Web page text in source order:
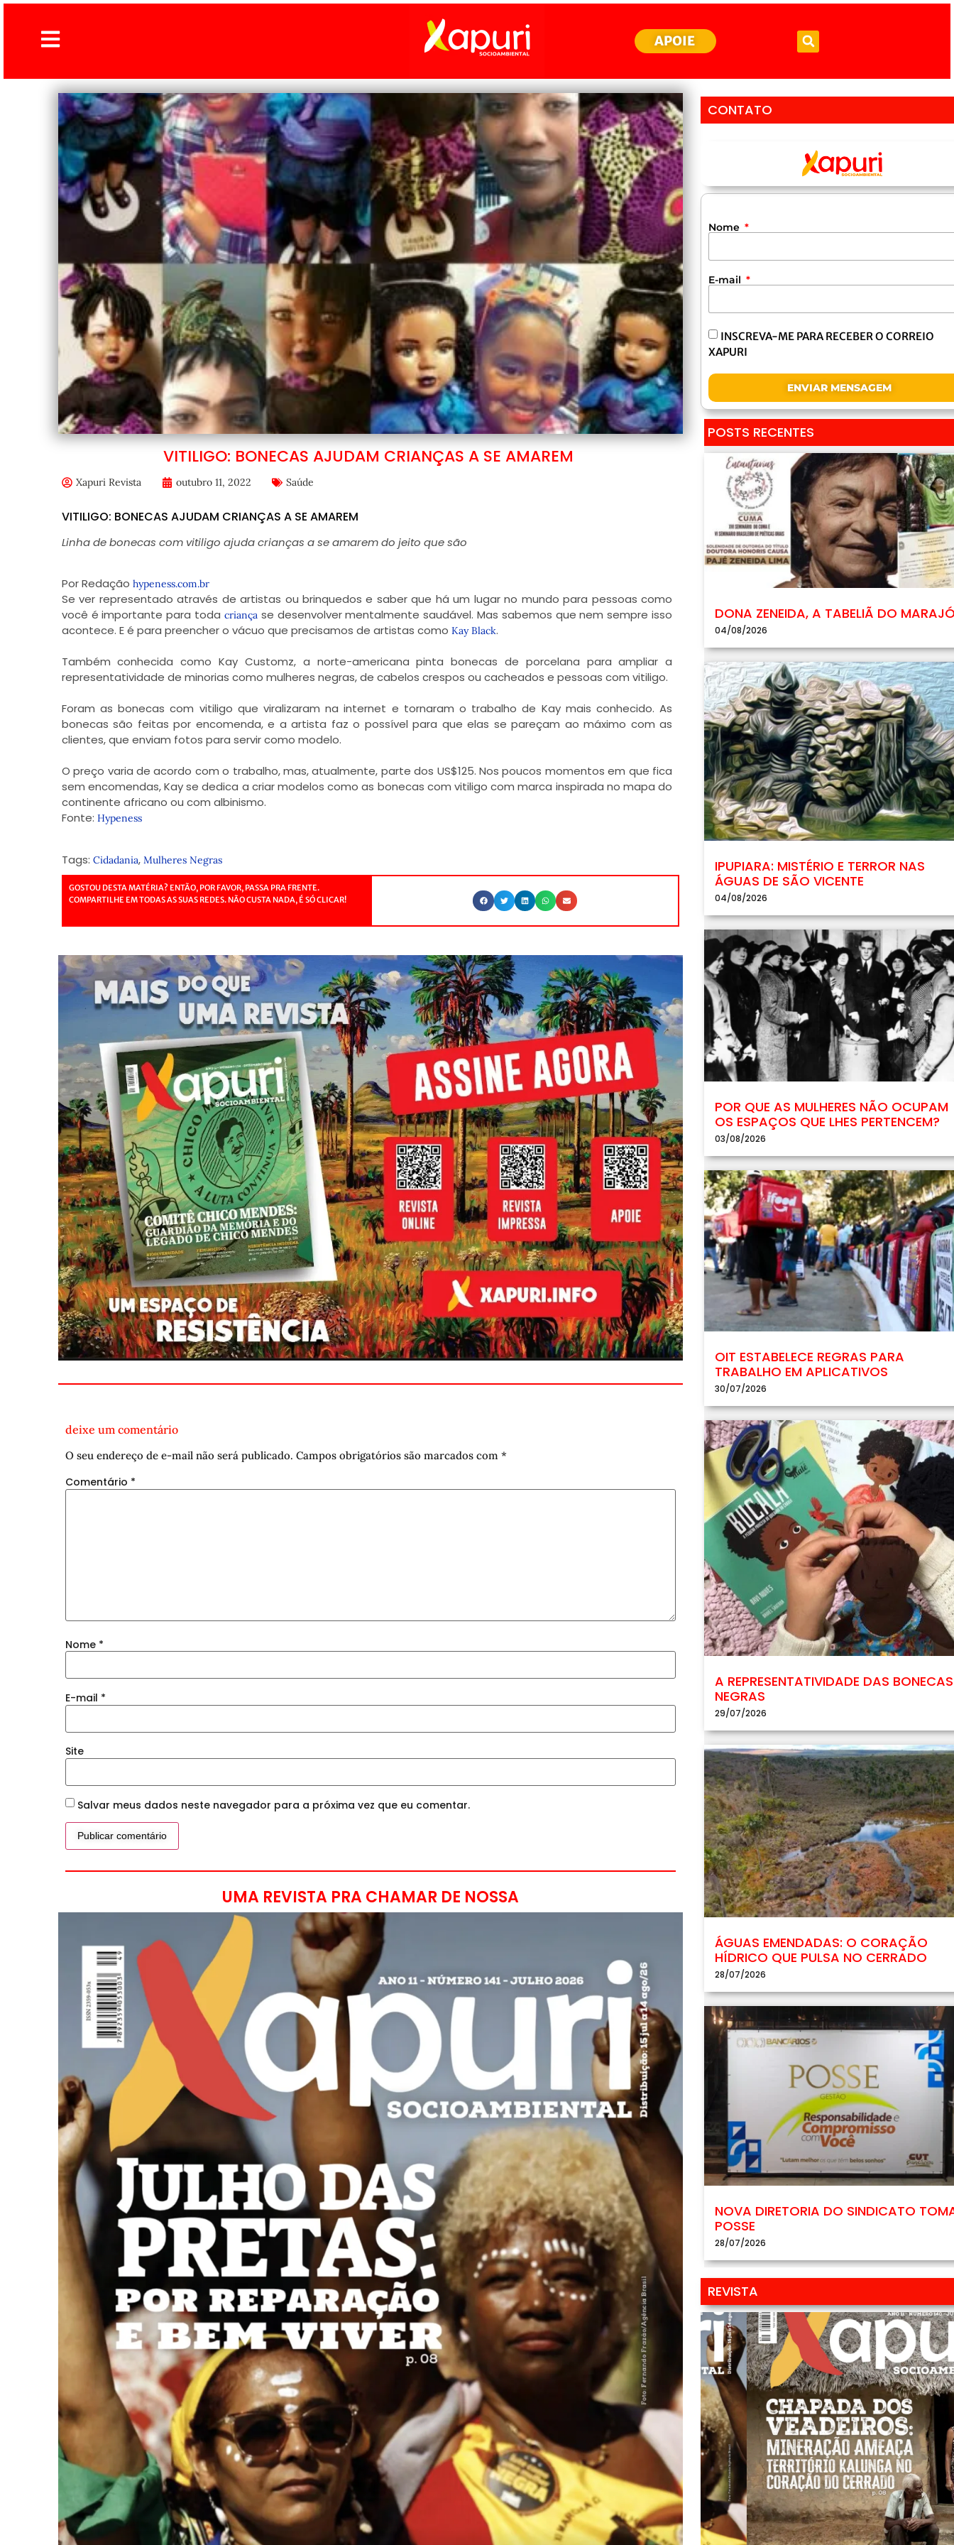
APOIE
VITILIGO: BONECAS AJUDAM CRIANÇAS A SE AMAREM
Xapuri Revista outubro 11, 2022 Saúde
VITILIGO: BONECAS AJUDAM CRIANÇAS A SE AMAREM
Linha de bonecas com vitiligo ajuda crianças a se amarem do jeito que são
Por Redação hypeness.com.br
Se ver representado através de artistas ou brinquedos e saber que há um lugar no mundo para pessoas como
você é importante para toda criançase desenvolver mentalmente saudável. Mas sabemos que nem sempre isso
acontece. E é para preencher o vácuo que precisamos de artistas como Kay Black.
Também conhecida como Kay Customz, a norte-americana pinta bonecas de porcelana para ampliar a
representatividade de minorias como mulheres negras, de cabelos crespos ou cacheados e pessoas com vitiligo.
Foram as bonecas com vitiligo que viralizaram na internet e tornaram o trabalho de Kay mais conhecido. As
bonecas são feitas por encomenda, e a artista faz o possível para que elas se pareçam ao máximo com as
clientes, que enviam fotos para servir como modelo.
O preço varia de acordo com o trabalho, mas, atualmente, parte dos US$125. Nos poucos momentos em que fica
sem encomendas, Kay se dedica a criar modelos como as bonecas com vitiligo com marca inspirada no mapa do
continente africano ou com albinismo.
Fonte: Hypeness
Tags: Cidadania, Mulheres Negras
GOSTOU DESTA MATÉRIA? ENTÃO, POR FAVOR, PASSA PRA FRENTE.
COMPARTILHE EM TODAS AS SUAS REDES. NÃO CUSTA NADA, É SÓ CLICAR!
deixe um comentário
O seu endereço de e-mail não será publicado. Campos obrigatórios são marcados com *
Comentário *
Nome *
E-mail *
Site
Salvar meus dados neste navegador para a próxima vez que eu comentar.
UMA REVISTA PRA CHAMAR DE NOSSA
CONTATO
Nome
E-mail
INSCREVA-ME PARA RECEBER O CORREIO
XAPURI
ENVIAR MENSAGEM
POSTS RECENTES
DONA ZENEIDA, A TABELIÃ DO
04/08/2026
IPUPIARA: MISTÉRIO E TERROR NAS
ÁGUAS DE SÃO VICENTE
04/08/2026
POR QUE AS MULHERES NÃO OCUPAM
OS ESPAÇOS QUE LHES PERTENCEM?
03/08/2026
OIT ESTABELECE REGRAS PARA
TRABALHO EM APLICATIVOS
30/07/2026
A REPRESENTATIVIDADE DAS BONECAS
NEGRAS
29/07/2026
ÁGUAS EMENDADAS: O CORAÇÃO
HÍDRICO QUE PULSA NO CERRADO
28/07/2026
NOVA DIRETORIA DO SINDICATO
POSSE
28/07/2026
REVISTA